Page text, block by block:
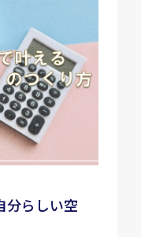
分らしい空